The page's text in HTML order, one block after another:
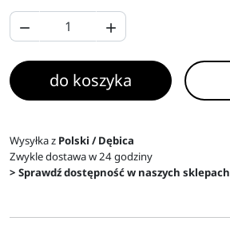
 
do koszyka
Wysyłka z Polski / Dębica
Zwykle dostawa w 24 godziny
> Sprawdź dostępność w naszych sklepach